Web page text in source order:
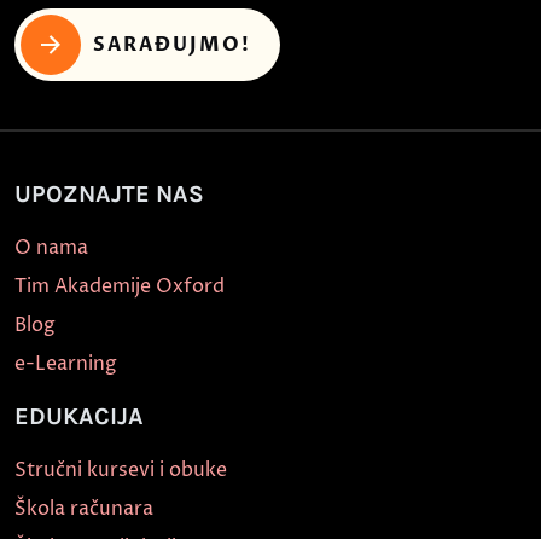
SARAĐUJMO!
UPOZNAJTE NAS
O nama
Tim Akademije Oxford
Blog
e-Learning
EDUKACIJA
Stručni kursevi i obuke
Škola računara